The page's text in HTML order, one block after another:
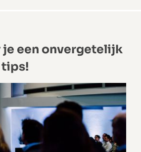
je een onvergetelijk
tips!